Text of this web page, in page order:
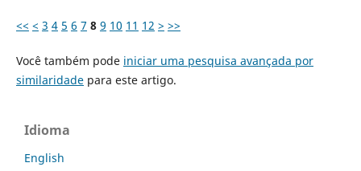
<< < 3 4 5 6 7 8 9 10 11 12 > >>
Você também pode iniciar uma pesquisa avançada por
similaridadepara este artigo.
Idioma
English